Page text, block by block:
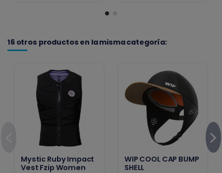
16 otros productos en la misma categoría:
Mystic Ruby Impact
Vest Fzip Women
WIP COOL CAP BUMP
SHELL